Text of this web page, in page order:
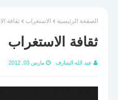
الصفحة الرئيسية الاستغراب ثقافة
ثقافة الاستغراب
عبد الله الشارف مارس 03, 2012